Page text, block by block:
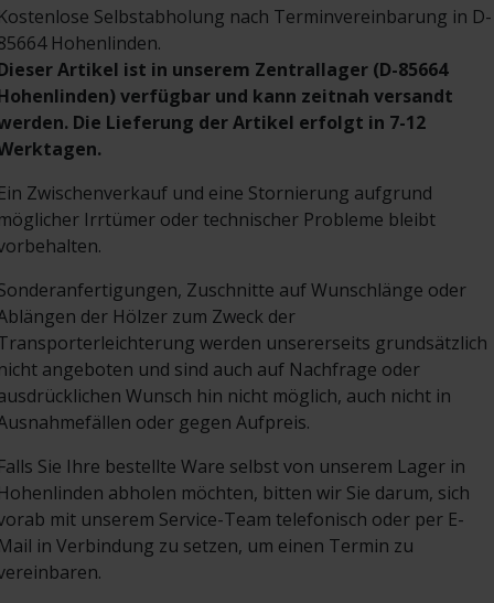
Selbstabholung nach Terminvereinbarung in D-
Hohenlinden.
Artikel ist in unserem Zentrallager (D-85664
verfügbar und kann zeitnah versandt
Die Lieferung der Artikel erfolgt in 7-12
Zwischenverkauf und eine Stornierung aufgrund
Irrtümer oder technischer Probleme bleibt
Zuschnitte auf Wunschlänge oder
der Hölzer zum Zweck der
werden unsererseits grundsätzlich
angeboten und sind auch auf Nachfrage oder
Wunsch hin nicht möglich, auch nicht in
oder gegen Aufpreis.
Sie Ihre bestellte Ware selbst von unserem Lager in
abholen möchten, bitten wir Sie darum, sich
mit unserem Service-Team telefonisch oder per E-
in Verbindung zu setzen, um einen Termin zu